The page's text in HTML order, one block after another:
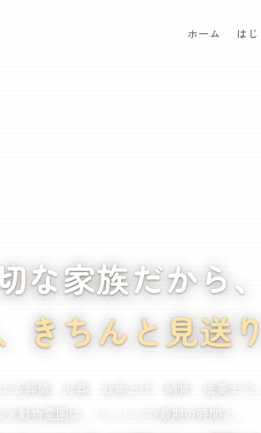
ホーム は
な家族だから、
きちんと見送
る葬儀、火葬、
お骨上げ、納骨、法要まで。
き動物霊園は、
ペットとの最期の時間と、